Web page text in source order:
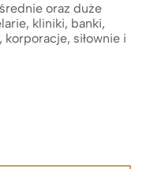
oraz duże
kliniki, banki,
siłownie i